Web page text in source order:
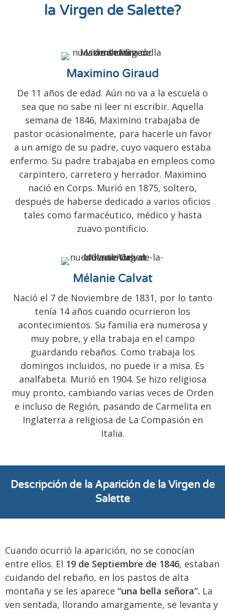
la Virgen de Salette?
Maximino Giraud
De 11 años de edad. Aún no va a la escuela o
sea que no sabe ni leer ni escribir. Aquella
semana de 1846, Maximino trabajaba de
pastor ocasionalmente, para hacerle un favor
a un amigo de su padre, cuyo vaquero estaba
enfermo. Su padre trabajaba en empleos como
carpintero, carretero y herrador. Maximino
nació en Corps. Murió en 1875, soltero,
después de haberse dedicado a varios oficios
tales como farmacéutico, médico y hasta
zuavo pontificio.
Mélanie Calvat
Nació el 7 de Noviembre de 1831, por lo tanto
tenía 14 años cuando ocurrieron los
acontecimientos. Su familia era numerosa y
muy pobre, y ella trabaja en el campo
guardando rebaños. Como trabaja los
domingos incluidos, no puede ir a misa. Es
analfabeta. Murió en 1904. Se hizo religiosa
muy pronto, cambiando varias veces de Orden
e incluso de Región, pasando de Carmelita en
Inglaterra a religiosa de La Compasión en
Italia.
Descripción de la Aparición de la Virgen de
Salette
Cuando ocurrió la aparición, no se conocían
entre ellos. El 19 de Septiembre de 1846, estaban
cuidando del rebaño, en los pastos de alta
montaña y se les aparece “una bella señora”. La
ven sentada, llorando amargamente, se levanta y